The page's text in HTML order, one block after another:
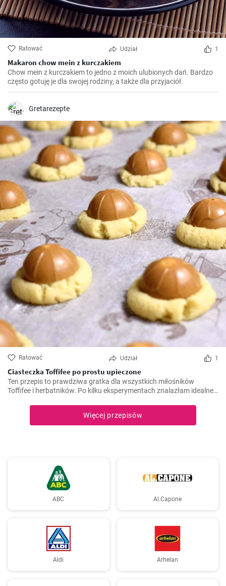
Ratować Udział 1
Makaron chow mein z kurczakiem
Chow mein z kurczakiem to jedno z moich ulubionych dań. Bardzo
często gotuję je dla swojej rodziny, a także dla przyjaciół.
Gretarezepte
Ratować Udział 1
Ciasteczka Toffifee po prostu upieczone
Ten przepis to prawdziwa gratka dla wszystkich miłośników
Toffifee i herbatników. Po kilku eksperymentach znalazłam idealne
Radość i komplementy, które otrzymałam, gdy przygotowałam i
podałam ten przepis po raz pierwszy, są po prostu bezcenne.
Zawsze będzie to mój ulubiony słodycz na przyjęcia i święta.
Więcej przepisów
ABC Al.Capone
Aldi Arhelan